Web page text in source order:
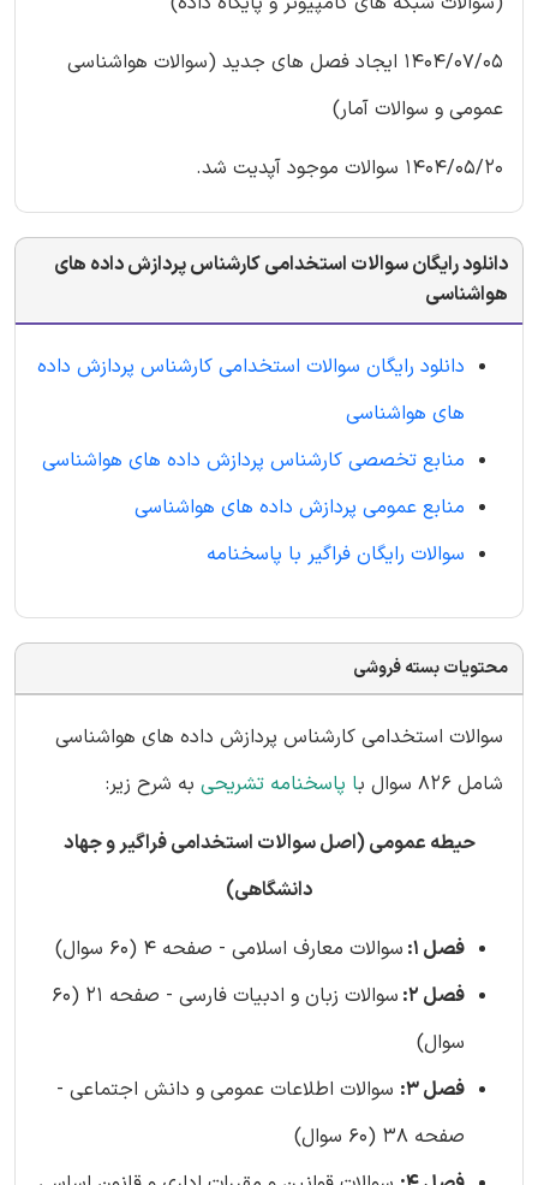
1404/07/05 ایجاد فصل های جدید (سوالات هواشناسی
عمومی و سوالات آمار)
1404/05/20 سوالات موجود آپدیت شد.
دانلود رایگان سوالات استخدامی کارشناس پردازش داده های
هواشناسی
دانلود رایگان سوالات استخدامی کارشناس پردازش داده
های هواشناسی
منابع تخصصی کارشناس پردازش داده های هواشناسی
منابع عمومی پردازش داده های هواشناسی
سوالات رایگان فراگیر با پاسخنامه
محتویات بسته فروشی
سوالات استخدامی کارشناس پردازش داده های هواشناسی
شامل 826 سوال ب
ا پاسخنامه تشریحی به شرح زیر:
حیطه عمومی (اصل سوالات استخدامی فراگیر و جهاد
دانشگاهی)
فصل 1:
سوالات معارف اسلامی - صفحه 4 (60 سوال)
فصل 2:
سوالات زبان و ادبیات فارسی - صفحه 21 (60
سوال)
فصل 3:
سوالات اطلاعات عمومی و دانش اجتماعی -
صفحه 38 (60 سوال)